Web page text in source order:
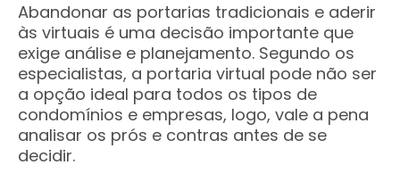
Abandonar as portarias tradicionais e aderir
às virtuais é uma decisão importante que
exige análise e planejamento. Segundo os
especialistas, a portaria virtual pode não ser
a opção ideal para todos os tipos de
condomínios e empresas, logo, vale a pena
analisar os prós e contras antes de se
decidir.